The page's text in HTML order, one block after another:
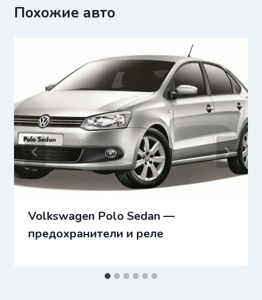
Похожие авто
Volkswagen Polo Sedan —
предохранители и реле